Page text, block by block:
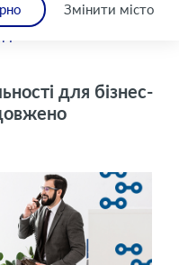
Змінити місто
бізнес-абонентів
для бізнес-